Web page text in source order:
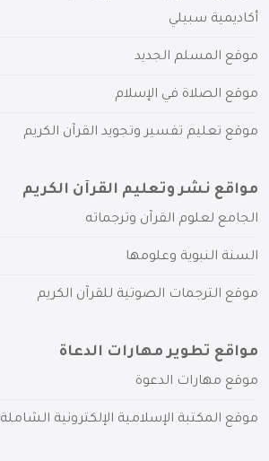
أكاديمية سبيلي
موقع المسلم الجديد
موقع الصلاة في الإسلام
موقع تعليم تفسير وتجويد القرآن الكريم
مواقع نشر وتعليم القرآن الكريم
الجامع لعلوم القرآن وترجماته
السنة النبوية وعلومها
موقع الترجمات الصوتية للقرآن الكريم
مواقع تطوير مهارات الدعاة
موقع مهارات الدعوة
موقع المكتبة الإسلامية الإلكترونية الشاملة